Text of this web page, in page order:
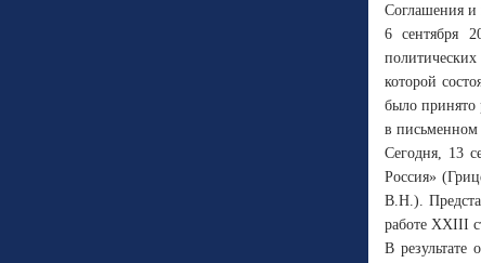
Соглашения и
6 сентября
которой
было принято
в письменном
Сегодня, 13
Россия»
В.Н.).
работе ХХIII
В результате